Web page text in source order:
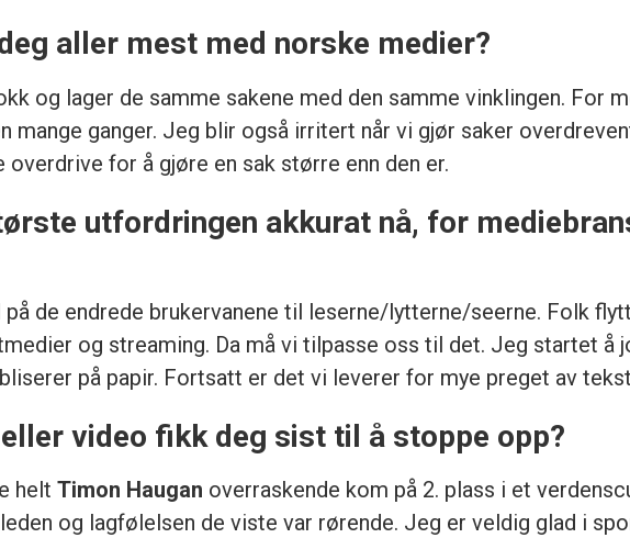
aller mest med norske medier?
og lager de samme sakene med den samme vinklingen. For
mange ganger. Jeg blir også irritert når vi gjør saker
overdrive for å gjøre en sak større enn den er.
utfordringen akkurat nå, for
på de endrede brukervanene til leserne/lytterne/seerne. Folk
og streaming. Da må vi tilpasse oss til det. Jeg startet å
på papir. Fortsatt er det vi leverer for mye preget av
video fikk deg sist til å stoppe opp?
heltTimon Haugan overraskende kom på 2. plass i et
og lagfølelsen de viste var rørende. Jeg er veldig glad i